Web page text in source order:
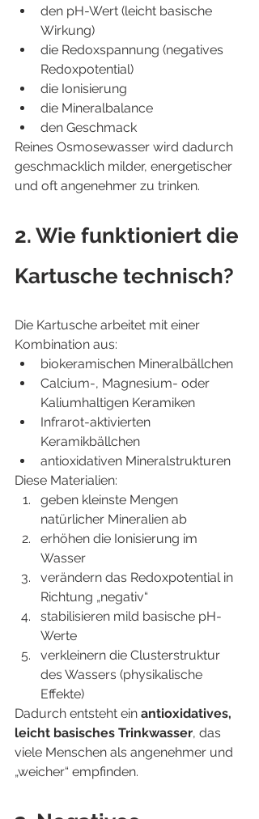
den pH-Wert (leicht basische
Wirkung)
die Redoxspannung (negatives
Redoxpotential)
die Ionisierung
die Mineralbalance
den Geschmack
Reines Osmosewasser wird dadurch
geschmacklich milder, energetischer
und oft angenehmer zu trinken.
2. Wie funktioniert die
Kartusche technisch?
Die Kartusche arbeitet mit einer
Kombination aus:
biokeramischen Mineralbällchen
Calcium-, Magnesium- oder
Kaliumhaltigen Keramiken
Infrarot-aktivierten
Keramikbällchen
antioxidativen Mineralstrukturen
Diese Materialien:
geben kleinste Mengen
natürlicher Mineralien ab
erhöhen die Ionisierung im
Wasser
verändern das Redoxpotential in
Richtung „negativ“
stabilisieren mild basische pH-
Werte
verkleinern die Clusterstruktur
des Wassers (physikalische
Effekte)
Dadurch entsteht ein antioxidatives,
leicht basisches Trinkwasser, das
viele Menschen als angenehmer und
„weicher“ empfinden.